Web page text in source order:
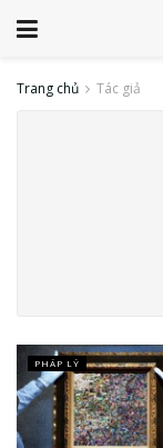
Trang chủ Tác giả
PHÁP LÝ